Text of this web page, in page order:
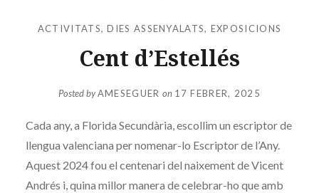
ACTIVITATS,DIES ASSENYALATS, EXPOSICIONS
Cent d’Estellés
Posted byAMESEGUER on 17 FEBRER, 2025
Cada any, a Florida Secundària, escollim un escriptor de
llengua valenciana per nomenar-lo Escriptor de l’Any.
Aquest 2024 fou el centenari del naixement de Vicent
Andrés i, quina millor manera de celebrar-ho que amb